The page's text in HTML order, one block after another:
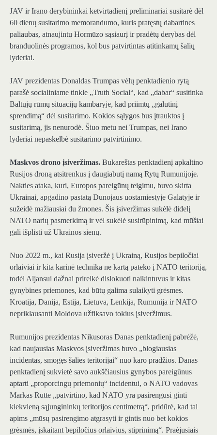
JAV ir Irano derybininkai ketvirtadienį preliminariai susitarė dėl
60 dienų susitarimo memorandumo, kuris pratęstų dabartines
paliaubas, atnaujintų Hormūzo sąsiaurį ir pradėtų derybas dėl
branduolinės programos, kol bus patvirtintas atitinkamų šalių
lyderiai.
JAV prezidentas Donaldas Trumpas vėlų penktadienio rytą
parašė socialiniame tinkle „Truth Social“, kad „dabar“ susitinka
Baltųjų rūmų situacijų kambaryje, kad priimtų „galutinį
sprendimą“ dėl susitarimo. Kokios sąlygos bus įtrauktos į
susitarimą, jis nenurodė. Šiuo metu nei Trumpas, nei Irano
lyderiai nepaskelbė susitarimo patvirtinimo.
Maskvos drono įsiveržimas. Bukareštas penktadienį apkaltino
Rusijos droną atsitrenkus į daugiabutį namą Rytų Rumunijoje.
Nakties ataka, kuri, Europos pareigūnų teigimu, buvo skirta
Ukrainai, apgadino pastatą Dunojaus uostamiestyje Galatyje ir
sužeidė mažiausiai du žmones. Šis įsiveržimas sukėlė didelį
NATO narių pasmerkimą ir vėl sukėlė susirūpinimą, kad mūšiai
gali išplisti už Ukrainos sienų.
Nuo 2022 m., kai Rusija įsiveržė į Ukrainą, Rusijos bepiločiai
orlaiviai ir kita karinė technika ne kartą pateko į NATO teritoriją,
todėl Aljansui dažnai prireikė dislokuoti naikintuvus ir kitas
gynybines priemones, kad būtų galima sulaikyti grėsmes.
Kroatija, Danija, Estija, Lietuva, Lenkija, Rumunija ir NATO
nepriklausanti Moldova užfiksavo tokius įsiveržimus.
Rumunijos prezidentas Nikusoras Danas penktadienį pabrėžė,
kad naujausias Maskvos įsiveržimas buvo „blogiausias
incidentas, smogęs šalies teritorijai“ nuo karo pradžios. Danas
penktadienį sukvietė savo aukščiausius gynybos pareigūnus
aptarti „proporcingų priemonių“ incidentui, o NATO vadovas
Markas Rutte „patvirtino, kad NATO yra pasirengusi ginti
kiekvieną sąjungininkų teritorijos centimetrą“, pridūrė, kad tai
apims „mūsų pasirengimo atgrasyti ir gintis nuo bet kokios
grėsmės, įskaitant bepiločius orlaivius, stiprinimą“. Praėjusiais